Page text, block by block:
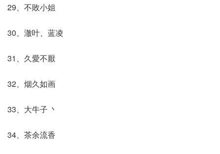
29、不敗小姐
30、澈叶、蓝凌
31、久愛不厭
32、烟久如画
33、大牛子 丶
34、茶余流香